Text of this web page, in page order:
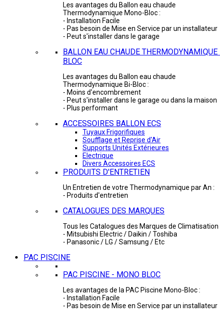
Les avantages du Ballon eau chaude
Thermodynamique Mono-Bloc :
- Installation Facile
- Pas besoin de Mise en Service par un installateur
- Peut s'installer dans le garage
BALLON EAU CHAUDE
BLOC
Les avantages du Ballon eau chaude
Thermodynamique Bi-Bloc :
- Moins d'encombrement
- Peut s'installer dans le garage ou dans la maison
- Plus performant
ACCESSOIRES BALLON ECS
Tuyaux Frigorifiques
Soufflage et Reprise d'Air
Supports Unités Extérieures
Electrique
Divers Accessoires ECS
PRODUITS D'ENTRETIEN
Un Entretien de votre Thermodynamique par An :
- Produits d'entretien
CATALOGUES DES MARQUES
Tous les Catalogues des Marques de Climatisation
- Mitsubishi Electric / Daikin / Toshiba
- Panasonic / LG / Samsung / Etc
PAC PISCINE
PAC PISCINE - MONO BLOC
Les avantages de la PAC Piscine Mono-Bloc :
- Installation Facile
- Pas besoin de Mise en Service par un installateur